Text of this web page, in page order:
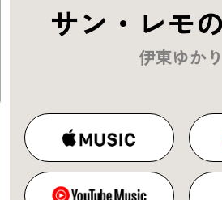
サン・レモ
伊東ゆかり